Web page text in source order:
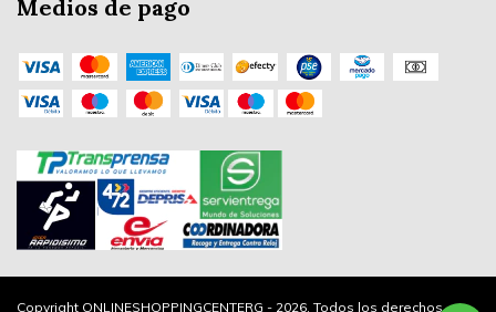
Medios de pago
Copyright ONLINESHOPPINGCENTERG - 2026. Todos los derechos